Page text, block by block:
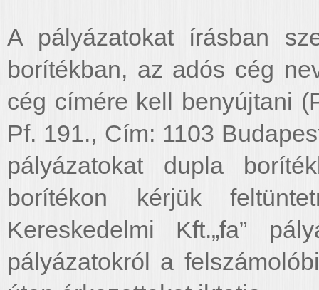
A pályázatokat írásban
borítékban, az adós cég
cég címére kell benyújtani
Pf. 191., Cím: 1103
pályázatokat dupla
borítékon kérjük
Kereskedelmi Kft.„fa”
pályázatokról a